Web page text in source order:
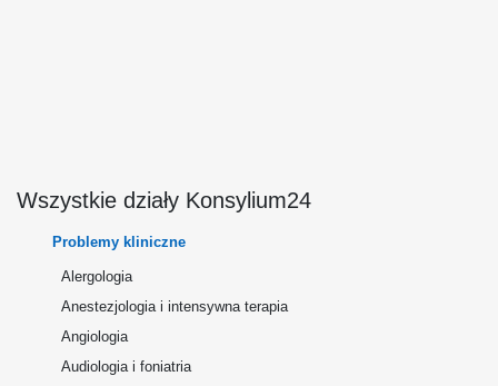
Wszystkie działy Konsylium24
Problemy kliniczne
Alergologia
Anestezjologia i intensywna terapia
Angiologia
Audiologia i foniatria